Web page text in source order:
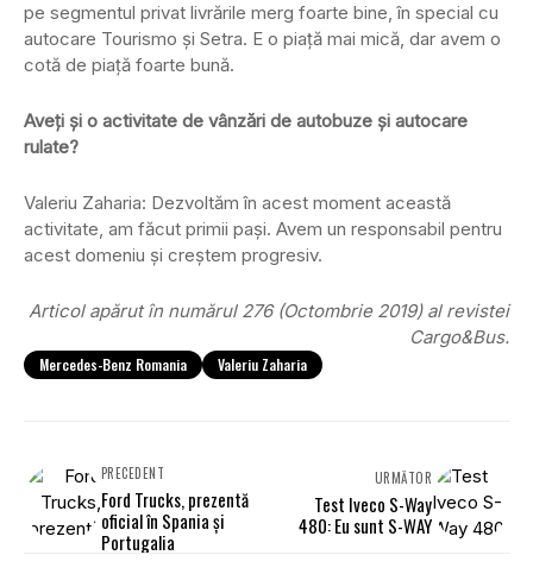
pe segmentul privat livrările merg foarte bine, în special cu
autocare Tourismo și Setra. E o piață mai mică, dar avem o
cotă de piață foarte bună.
Aveți și o activitate de vânzări de autobuze și autocare
rulate?
Valeriu Zaharia: Dezvoltăm în acest moment această
activitate, am făcut primii pași. Avem un responsabil pentru
acest domeniu și creștem progresiv.
Articol apărut în numărul 276 (Octombrie 2019) al revistei
Cargo&Bus.
Mercedes-Benz Romania Valeriu Zaharia
PRECEDENT
Ford Trucks, prezentă
oficial în Spania și
Portugalia
URMĂTOR
Test Iveco S-Way
480: Eu sunt S-WAY